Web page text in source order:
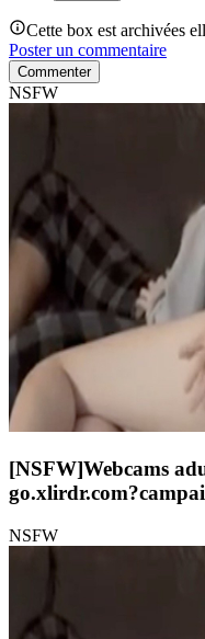
Cette box est archivées
Poster un commentaire
Commenter
NSFW
[NSFW]Webcams
go.xlirdr.com?campai
NSFW